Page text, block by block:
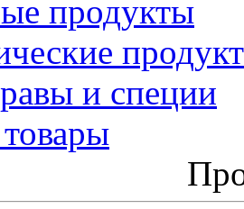
продукты
и специи